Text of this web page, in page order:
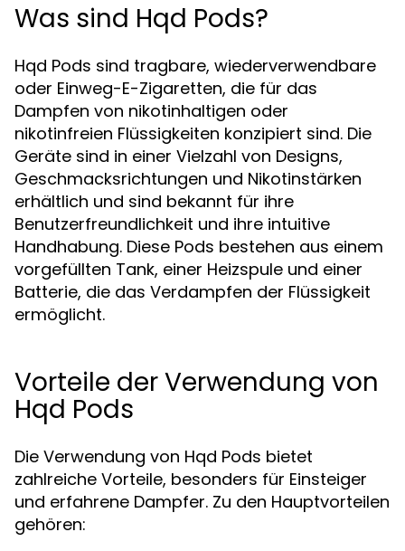
Was sind Hqd Pods?
Hqd Pods sind tragbare, wiederverwendbare
oder Einweg-E-Zigaretten, die für das
Dampfen von nikotinhaltigen oder
nikotinfreien Flüssigkeiten konzipiert sind. Die
Geräte sind in einer Vielzahl von Designs,
Geschmacksrichtungen und Nikotinstärken
erhältlich und sind bekannt für ihre
Benutzerfreundlichkeit und ihre intuitive
Handhabung. Diese Pods bestehen aus einem
vorgefüllten Tank, einer Heizspule und einer
Batterie, die das Verdampfen der Flüssigkeit
ermöglicht.
Vorteile der Verwendung von
Hqd Pods
Die Verwendung von Hqd Pods bietet
zahlreiche Vorteile, besonders für Einsteiger
und erfahrene Dampfer. Zu den Hauptvorteilen
gehören: